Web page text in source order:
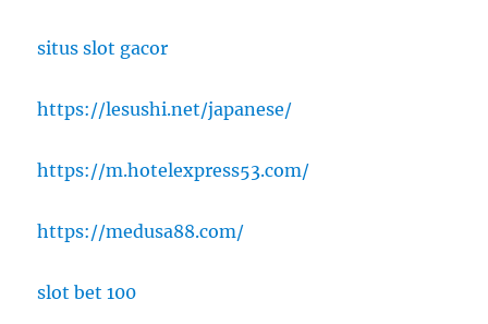
situs slot gacor
https://lesushi.net/japanese/
https://m.hotelexpress53.com/
https://medusa88.com/
slot bet 100